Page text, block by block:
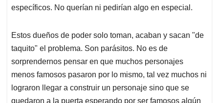
específicos. No querían ni pedirían algo en especial.
Estos dueños de poder solo toman, acaban y sacan "de
taquito" el problema. Son parásitos. No es de
sorprendernos pensar en que muchos personajes
menos famosos pasaron por lo mismo, tal vez muchos ni
lograron llegar a construir un personaje sino que se
quedaron a la puerta esperando por ser famosos algún